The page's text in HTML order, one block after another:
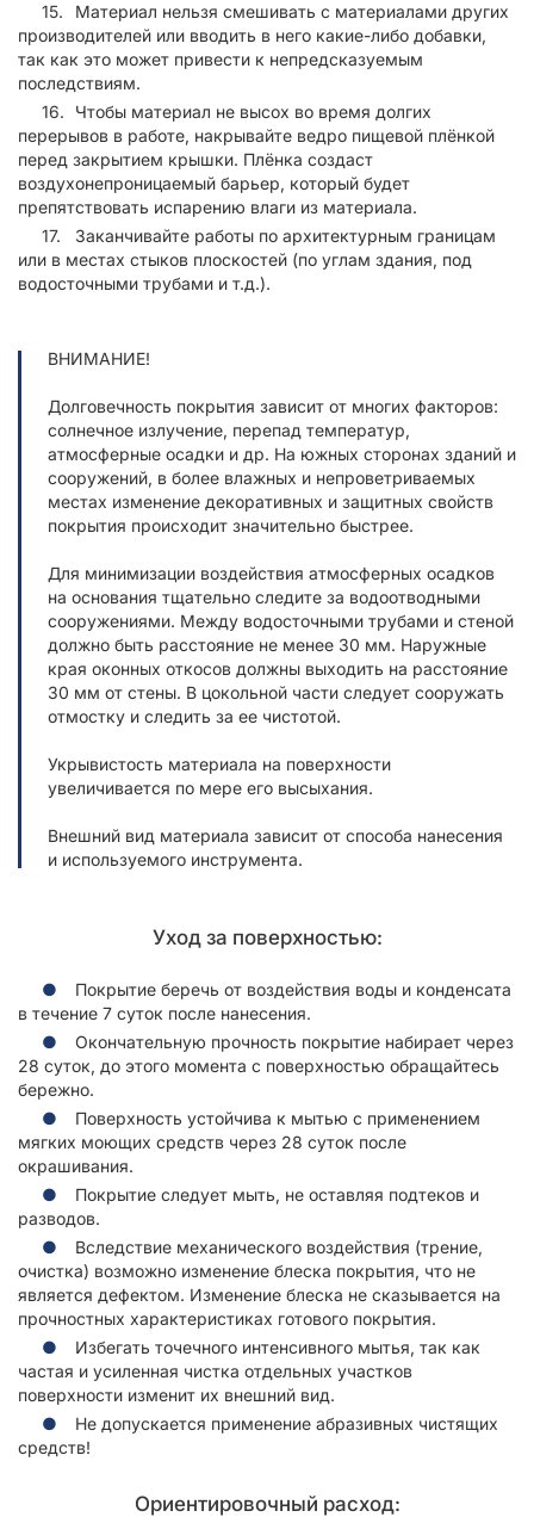
Материал нельзя смешивать с материалами других
производителей или вводить в него какие-либо добавки,
так как это может привести к непредсказуемым
последствиям.
Чтобы материал не высох во время долгих
перерывов в работе, накрывайте ведро пищевой плёнкой
перед закрытием крышки. Плёнка создаст
воздухонепроницаемый барьер, который будет
препятствовать испарению влаги из материала.
Заканчивайте работы по архитектурным границам
или в местах стыков плоскостей (по углам здания, под
водосточными трубами и т.д.).
ВНИМАНИЕ!
Долговечность покрытия зависит от многих факторов:
солнечное излучение, перепад температур,
атмосферные осадки и др. На южных сторонах зданий и
сооружений, в более влажных и непроветриваемых
местах изменение декоративных и защитных свойств
покрытия происходит значительно быстрее.
Для минимизации воздействия атмосферных осадков
на основания тщательно следите за водоотводными
сооружениями. Между водосточными трубами и стеной
должно быть расстояние не менее 30 мм. Наружные
края оконных откосов должны выходить на расстояние
30 мм от стены. В цокольной части следует сооружать
отмостку и следить за ее чистотой.
Укрывистость материала на поверхности
увеличивается по мере его высыхания.
Внешний вид материала зависит от способа нанесения
и используемого инструмента.
Уход за поверхностью:
Покрытие беречь от воздействия воды и конденсата
в течение 7 суток после нанесения.
Окончательную прочность покрытие набирает через
28 суток, до этого момента с поверхностью обращайтесь
бережно.
Поверхность устойчива к мытью с применением
мягких моющих средств через 28 суток после
окрашивания.
Покрытие следует мыть, не оставляя подтеков и
разводов.
Вследствие механического воздействия (трение,
очистка) возможно изменение блеска покрытия, что не
является дефектом. Изменение блеска не сказывается на
прочностных характеристиках готового покрытия.
Избегать точечного интенсивного мытья, так как
частая и усиленная чистка отдельных участков
поверхности изменит их внешний вид.
Не допускается применение абразивных чистящих
средств!
Ориентировочный расход: